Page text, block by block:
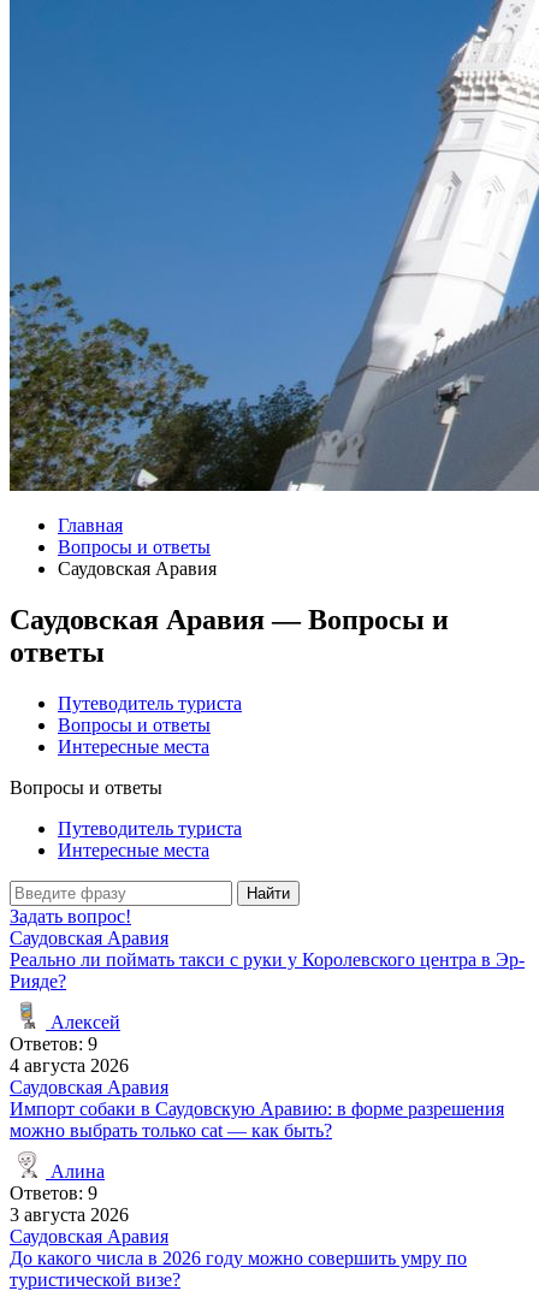
Главная
Вопросы и ответы
Саудовская Аравия
Саудовская Аравия — Вопросы и
ответы
Путеводитель туриста
Вопросы и ответы
Интересные места
Вопросы и ответы
Путеводитель туриста
Интересные места
Найти
Задать вопрос!
Саудовская Аравия
Реально ли поймать такси с руки у Королевского центра в Эр-
Рияде?
Алексей
Ответов: 9
4 августа 2026
Саудовская Аравия
Импорт собаки в Саудовскую Аравию: в форме разрешения
можно выбрать только cat — как быть?
Алина
Ответов: 9
3 августа 2026
Саудовская Аравия
До какого числа в 2026 году можно совершить умру по
туристической визе?